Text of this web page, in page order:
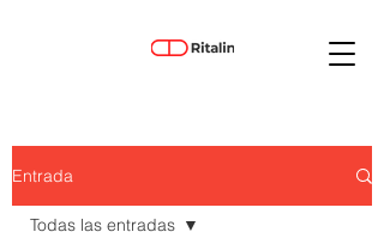
Entrada
Todas las entradas